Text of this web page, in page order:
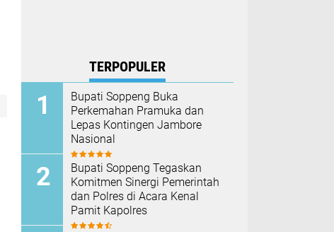
TERPOPULER
Bupati Soppeng Buka
Perkemahan Pramuka dan
Lepas Kontingen Jambore
Nasional
Bupati Soppeng Tegaskan
Komitmen Sinergi Pemerintah
dan Polres di Acara Kenal
Pamit Kapolres